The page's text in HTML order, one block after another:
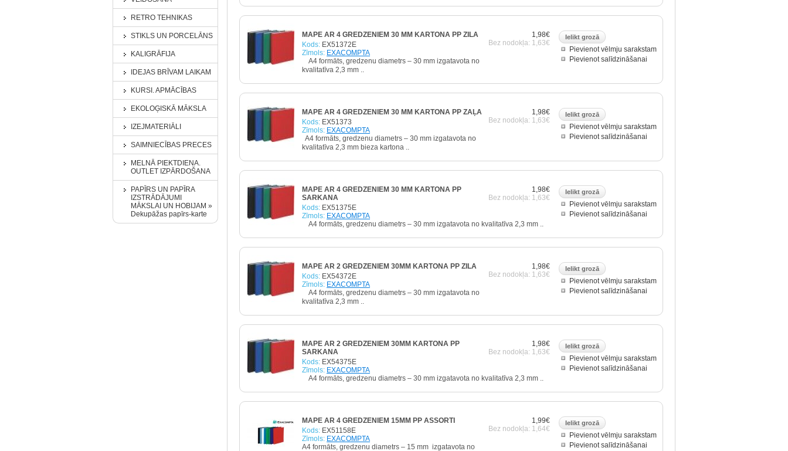
RETRO TEHNIKAS
STIKLS UN PORCELĀNS
KALIGRĀFIJA
IDEJAS BRĪVAM LAIKAM
KURSI. APMĀCĪBAS
EKOLOĢISKĀ MĀKSLA
IZEJMATERIĀLI
SAIMNIECĪBAS PRECES
MELNĀ PIEKTDIENA.
OUTLET IZPĀRDOŠANA
PAPĪRS UN PAPĪRA
IZSTRĀDĀJUMI
MĀKSLAI UN HOBIJAM »
Dekupāžas papīrs-karte
Pievienot vēlmju sarakstam
Pievienot salīdzināšanai
1,98€
Bez nodokļa: 1,63€
MAPE AR 4 GREDZENIEM 30 MM KARTONA PP ZILA
Kods: EX51372E
Zīmols: EXACOMPTA
A4 formāts, gredzenu diametrs – 30 mm izgatavota no
kvalitatīva 2,3 mm ..
Pievienot vēlmju sarakstam
Pievienot salīdzināšanai
1,98€
Bez nodokļa: 1,63€
MAPE AR 4 GREDZENIEM 30 MM KARTONA PP ZAĻA
Kods: EX51373
Zīmols: EXACOMPTA
A4 formāts, gredzenu diametrs – 30 mm izgatavota no
kvalitatīva 2,3 mm bieza kartona ..
Pievienot vēlmju sarakstam
Pievienot salīdzināšanai
1,98€
Bez nodokļa: 1,63€
MAPE AR 4 GREDZENIEM 30 MM KARTONA PP
SARKANA
Kods: EX51375E
Zīmols: EXACOMPTA
A4 formāts, gredzenu diametrs – 30 mm izgatavota no kvalitatīva 2,3 mm ..
Pievienot vēlmju sarakstam
Pievienot salīdzināšanai
1,98€
Bez nodokļa: 1,63€
MAPE AR 2 GREDZENIEM 30MM KARTONA PP ZILA
Kods: EX54372E
Zīmols: EXACOMPTA
A4 formāts, gredzenu diametrs – 30 mm izgatavota no
kvalitatīva 2,3 mm ..
Pievienot vēlmju sarakstam
Pievienot salīdzināšanai
1,98€
Bez nodokļa: 1,63€
MAPE AR 2 GREDZENIEM 30MM KARTONA PP
SARKANA
Kods: EX54375E
Zīmols: EXACOMPTA
A4 formāts, gredzenu diametrs – 30 mm izgatavota no kvalitatīva 2,3 mm ..
Pievienot vēlmju sarakstam
Pievienot salīdzināšanai
1,99€
Bez nodokļa: 1,64€
MAPE AR 4 GREDZENIEM 15MM PP ASSORTI
Kods: EX51158E
Zīmols: EXACOMPTA
A4 formāts, gredzenu diametrs – 15 mm izgatavota no